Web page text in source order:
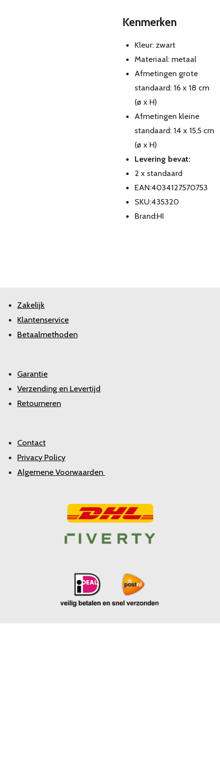
Kenmerken
Kleur: zwart
Materiaal: metaal
Afmetingen grote
standaard: 16 x 18 cm
(ø x H)
Afmetingen kleine
standaard: 14 x 15,5 cm
(ø x H)
Levering bevat:
2 x standaard
EAN:4034127570753
SKU:435320
Brand:HI
Zakelijk
Klantenservice
Betaalmethoden
Garantie
Verzending en Levertijd
Retourneren
Contact
Privacy Policy
Algemene Voorwaarden